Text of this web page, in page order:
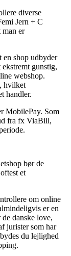
diverse
Jern + C
man er
en shop udbyder
gunstig,
webshop.
hvilket
handler.
MobilePay. Som
fra fx ViaBill,
bør de
et
om online
er en
danske love,
jurister som har
du lejlighed